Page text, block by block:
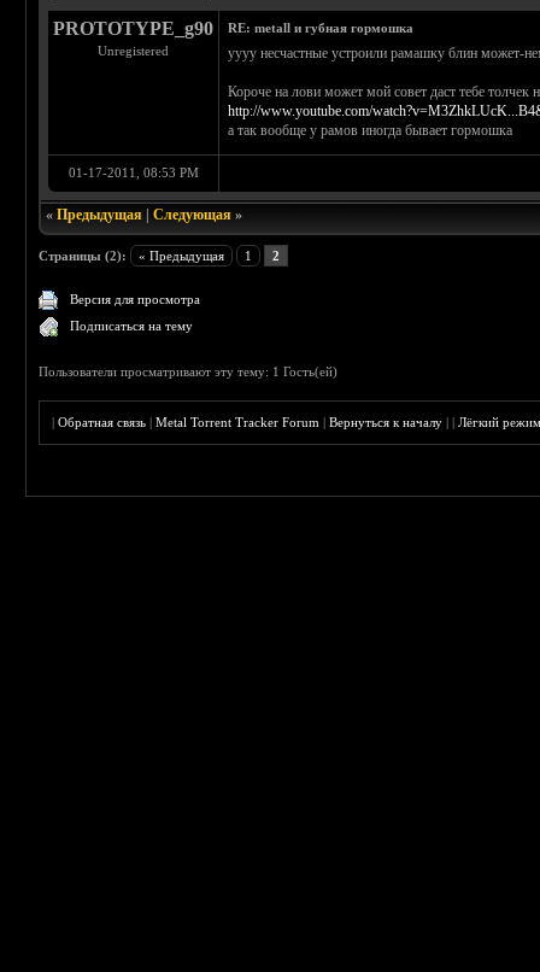
PROTOTYPE_g90
Unregistered
RE: metall и губная гормошка
уууу несчастные устроили рамашку блин может-
Короче на лови может мой совет даст тебе толчек
http://www.youtube.com/
а так вообще у рамов иногда бывает гормошка
01-17-2011, 08:53 PM
«Предыдущая |Следующая »
Страницы (2): « Предыдущая 1 2
Версия для просмотра
Подписаться на тему
Пользователи просматривают эту тему: 1 Гость(ей)
|Обратная связь |Metal Torrent Tracker Forum |Вернуться к началу ||Лёгкий